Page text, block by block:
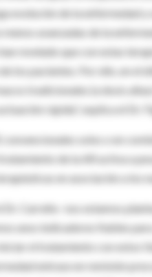
evolución de la enfermedad
menos avanzadas de la
revelado que con estas
los pacientes. Por ello, en el
tradicionales (a dosis
rápida”, explica el Dr.
convencionales solos o en
tratamiento de la AR activa a
en asociación a los
Dr. Carreño- nos estamos
unos indicadores fiables
el tratamiento con estos
entrase en remisión